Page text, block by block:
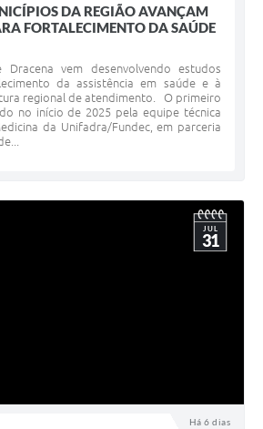
DA REGIÃO AVANÇAM
FORTALECIMENTO DA SAÚDE
vem desenvolvendo estudos
da assistência em saúde e à
regional de atendimento. O primeiro
no início de 2025 pela equipe técnica
da Unifadra/Fundec, em parceria
Há 6 dias
JUL
31